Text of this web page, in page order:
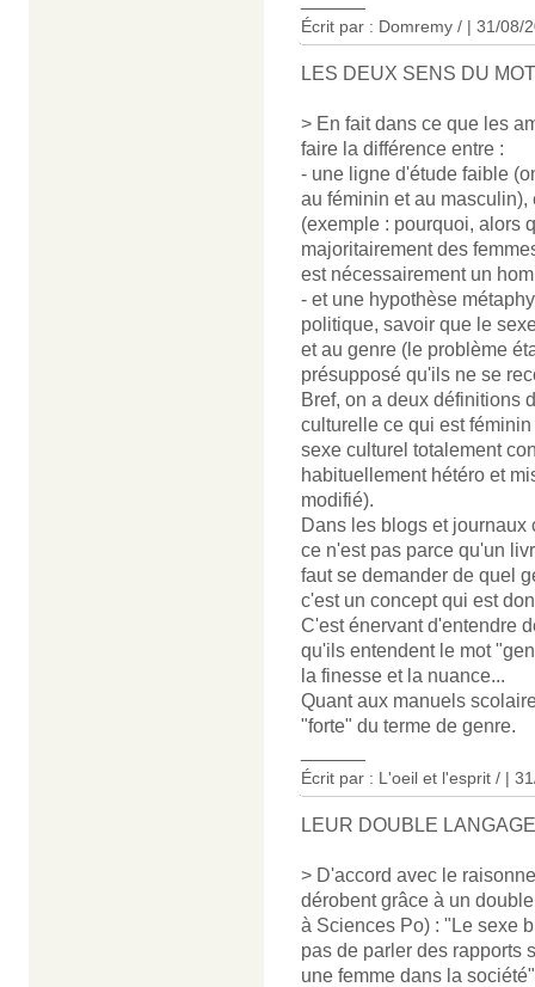
Écrit par : Domremy / | 31/08/
LES DEUX SENS DU
> En fait dans ce que les
faire la différence entre :
- une ligne d'étude faible
au féminin et au
(exemple : pourquoi, alors
majoritairement des
est nécessairement un
- et une hypothèse
politique, savoir que le
et au genre (le problème
présupposé qu'ils ne se
Bref, on a deux définitions
culturelle ce qui est
sexe culturel totalement
habituellement hétéro et
modifié).
Dans les blogs et journaux
ce n'est pas parce qu'un
faut se demander de quel
c'est un concept qui est
C'est énervant d'entendre
qu'ils entendent le mot
la finesse et la nuance...
Quant aux manuels
"forte" du terme de genre.
Écrit par : L'oeil et l'esprit / |
LEUR DOUBLE LANGAGE
> D'accord avec le
dérobent grâce à un
à Sciences Po) : "Le sexe
pas de parler des rapports
une femme dans la